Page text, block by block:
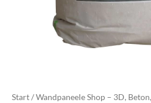
Start/Wandpaneele Shop – 3D,